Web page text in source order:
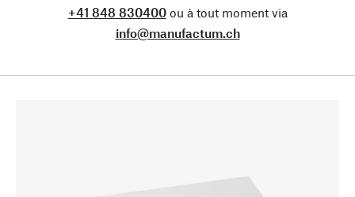
+41 848 830400ou à tout moment via
info@manufactum.ch